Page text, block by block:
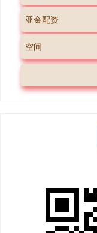
亚金配资
空间